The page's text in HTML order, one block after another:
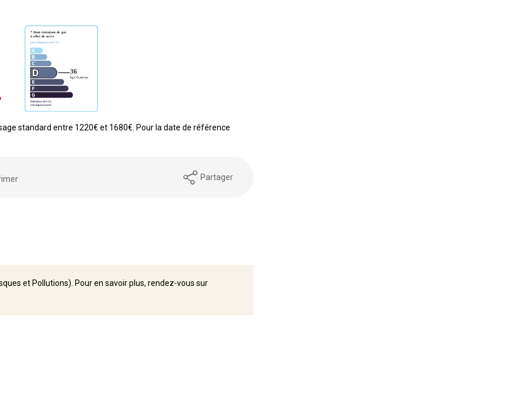
standard entre 1220€ et 1680€. Pour la date de référence
Partager
et Pollutions). Pour en savoir plus, rendez-vous sur